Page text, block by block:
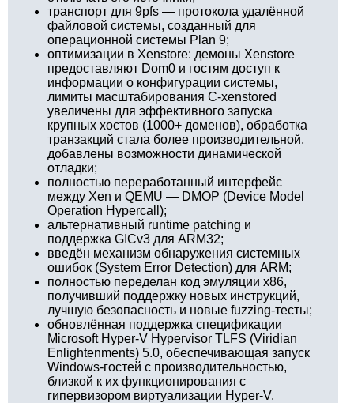
транспорт для 9pfs — протокола удалённой
файловой системы, созданный для
операционной системы Plan 9;
оптимизации в Xenstore: демоны Xenstore
предоставляют Dom0 и гостям доступ к
информации о конфигурации системы,
лимиты масштабирования C-xenstored
увеличены для эффективного запуска
крупных хостов (1000+ доменов), обработка
транзакций стала более производительной,
добавлены возможности динамической
отладки;
полностью переработанный интерфейс
между Xen и QEMU — DMOP (Device Model
Operation Hypercall);
альтернативный runtime patching и
поддержка GICv3 для ARM32;
введён механизм обнаружения системных
ошибок (System Error Detection) для ARM;
полностью переделан код эмуляции x86,
получивший поддержку новых инструкций,
лучшую безопасность и новые fuzzing-тесты;
обновлённая поддержка спецификации
Microsoft Hyper-V Hypervisor TLFS (Viridian
Enlightenments) 5.0, обеспечивающая запуск
Windows-гостей с производительностью,
близкой к их функционирования с
гипервизором виртуализации Hyper-V.